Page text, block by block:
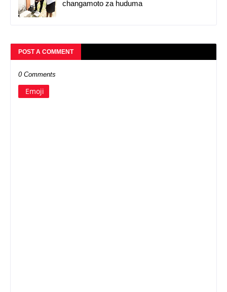
changamoto za huduma
POST A COMMENT
0 Comments
Emoji